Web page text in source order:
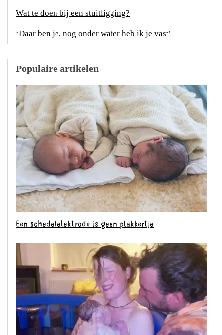
Wat te doen bij een stuitligging?
‘Daar ben je, nog onder water heb ik je vast’
Populaire artikelen
Een schedelelektrode is geen plakkertje